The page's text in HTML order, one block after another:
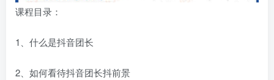
课程目录：
1、什么是抖音团长
2、如何看待抖音团长抖前景